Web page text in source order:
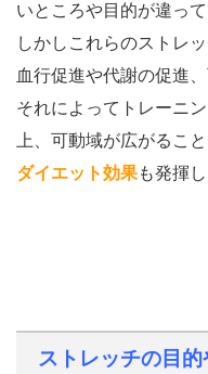
いところや目的が違って
しかしこれらのストレ
血行促進や代謝の促進
それによってトレーニ
上、可動域が広がるこ
ダイエット効果も発揮し
ストレッチの目的